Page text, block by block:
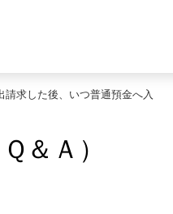
請求した後、いつ普通預金へ入
＆Ａ）